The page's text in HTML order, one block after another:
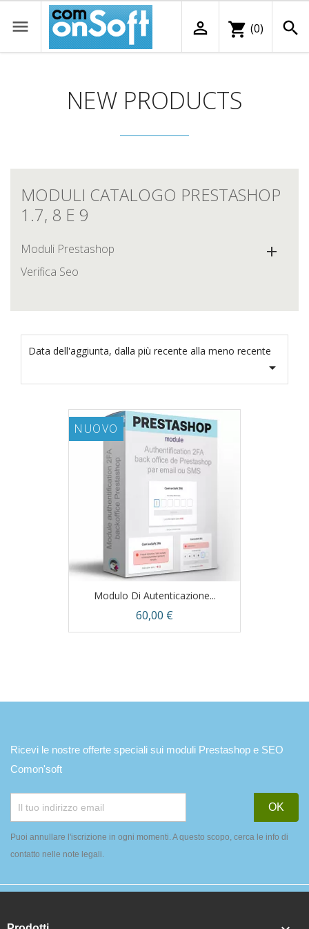
 
shopping_cart (0)

NEW PRODUCTS
MODULI CATALOGO PRESTASHOP
1.7, 8 E 9
Moduli Prestashop 
Verifica Seo
Data dell'aggiunta, dalla più recente alla meno recente

Modulo Di Autenticazione...
Prezzo
60,00 €
NUOVO
Ricevi le nostre offerte speciali sui moduli Prestashop e SEO
Comon'soft
Puoi annullare l'iscrizione in ogni momenti. A questo scopo, cerca le info di
contatto nelle note legali.